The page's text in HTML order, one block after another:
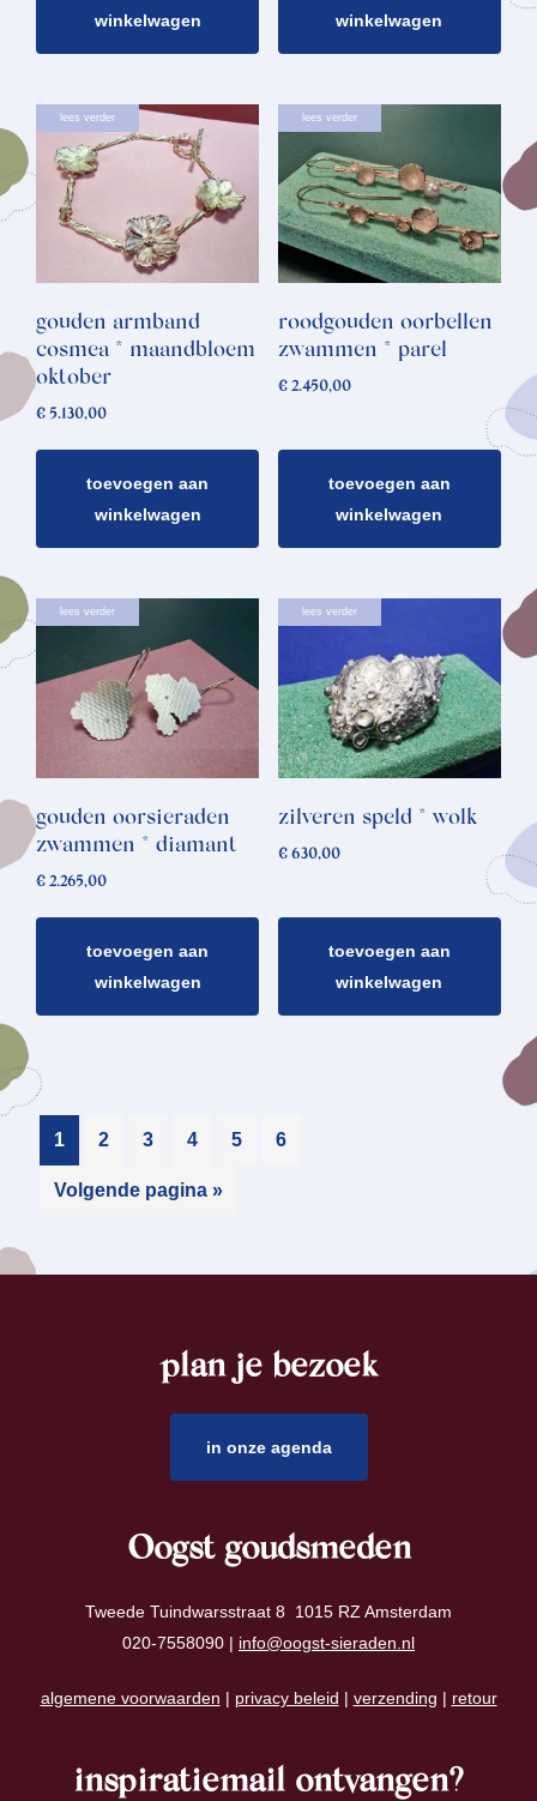
winkelwagen
winkelwagen
lees verder
gouden armband
cosmea * maandbloem
oktober
€ 5.130,00
toevoegen aan
winkelwagen
lees verder
roodgouden oorbellen
zwammen * parel
€2.450,00
toevoegen aan
winkelwagen
lees verder
gouden oorsieraden
zwammen * diamant
€ 2.265,00
toevoegen aan
winkelwagen
lees verder
zilveren speld * wolk
€630,00
toevoegen aan
winkelwagen
1 2 3 4 5 6
Volgende pagina »
plan je bezoek
in onze agenda
Oogst goudsmeden
Tweede Tuindwarsstraat 8 1015 RZ Amsterdam
020-7558090 | info@oogst-sieraden.nl
algemene voorwaarden | privacy beleid | verzending | retour
inspiratiemail ontvangen?